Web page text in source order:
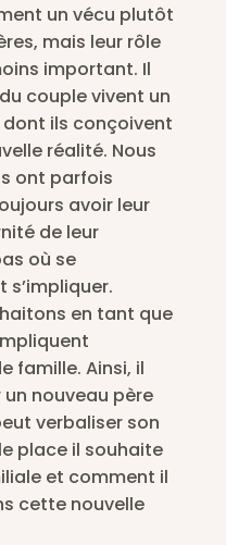
un vécu plutôt
mais leur rôle
important. Il
couple vivent un
ils conçoivent
réalité. Nous
ont parfois
avoir leur
de leur
où se
en tant que
famille. Ainsi, il
nouveau père
verbaliser son
place il souhaite
et comment il
cette nouvelle